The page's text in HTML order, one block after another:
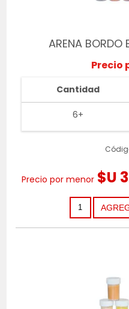
ARENA BORDO
Precio
Cantidad
6+
Precio por menor $U